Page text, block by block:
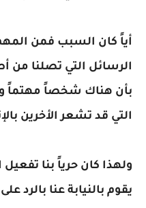
أياً كان السبب فمن
الرسائل التي تصلنا
بأن هناك شخصاً مهتماً
التي قد تشعر الأخرين
ولهذا كان حرياً بنا تفعيل
يقوم بالنيابة عنا